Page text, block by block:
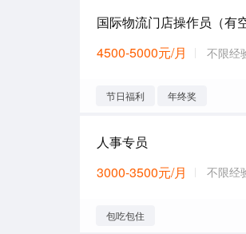
国际物流门店操作员（有
4500-5000元/月
不限经
节日福利 年终奖
人事专员
3000-3500元/月
不限经
包吃包住